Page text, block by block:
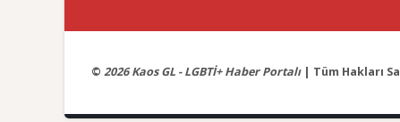
© 2026 Kaos GL - LGBTİ+ Haber Portalı| Tüm Hakları